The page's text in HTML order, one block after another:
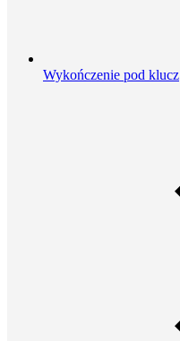
Wykończenie pod klucz